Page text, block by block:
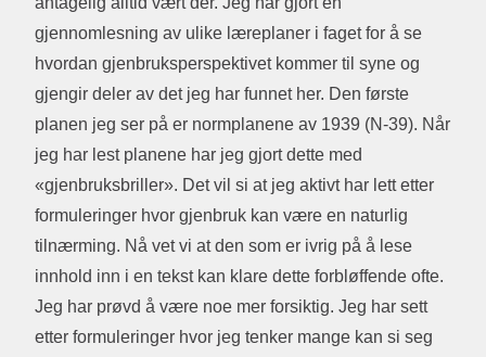
gjennomlesning av ulike læreplaner i faget for å se
hvordan gjenbruksperspektivet kommer til syne og
gjengir deler av det jeg har funnet her. Den første
planen jeg ser på er normplanene av 1939 (N-39). Når
jeg har lest planene har jeg gjort dette med
«gjenbruksbriller». Det vil si at jeg aktivt har lett etter
formuleringer hvor gjenbruk kan være en naturlig
tilnærming. Nå vet vi at den som er ivrig på å lese
innhold inn i en tekst kan klare dette forbløffende ofte.
Jeg har prøvd å være noe mer forsiktig. Jeg har sett
etter formuleringer hvor jeg tenker mange kan si seg